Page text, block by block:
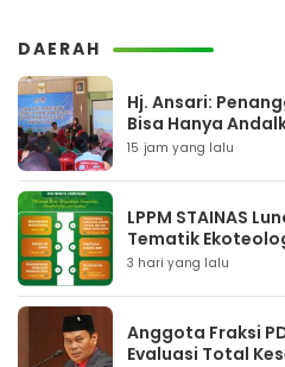
DAERAH
Hj. Ansari:
Bisa Hanya
15 jam yang lalu
LPPM STAINAS
Tematik
3 hari yang lalu
Anggota Fraksi
Evaluasi Total